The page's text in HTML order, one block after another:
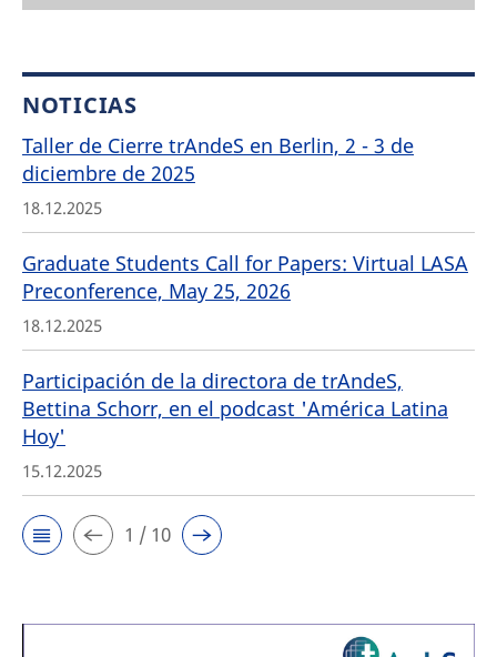
NOTICIAS
Taller de Cierre trAndeS en Berlin, 2 - 3 de
diciembre de 2025
18.12.2025
Graduate Students Call for Papers: Virtual LASA
Preconference, May 25, 2026
18.12.2025
Participación de la directora de trAndeS,
Bettina Schorr, en el podcast 'América Latina
Hoy'
15.12.2025
1 / 10